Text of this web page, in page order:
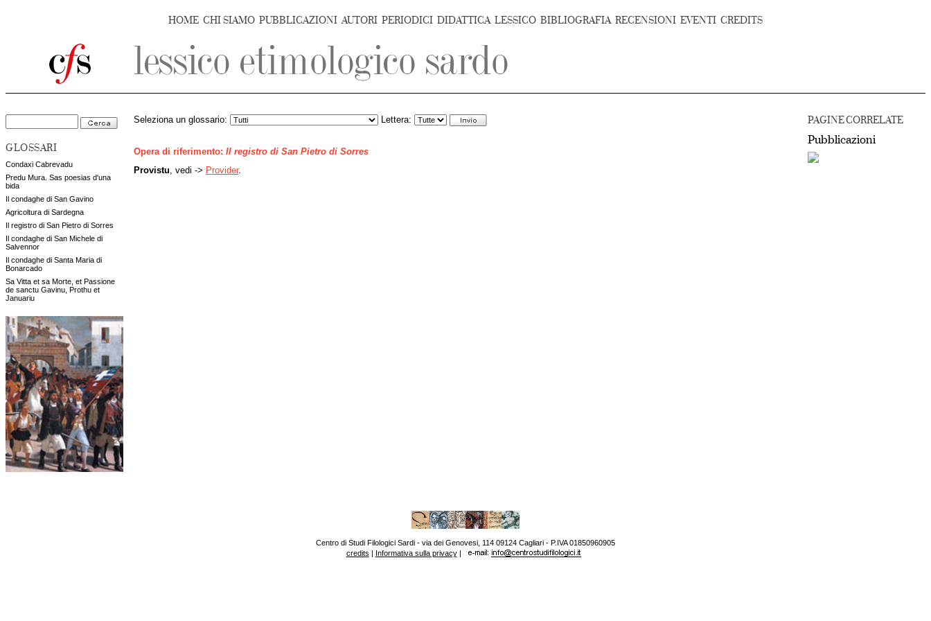
HOME CHI SIAMO PUBBLICAZIONI AUTORI PERIODICI DIDATTICA LESSICO BIBLIOGRAFIA RECENSIONI EVENTI CREDITS
GLOSSARI
Condaxi Cabrevadu
Predu Mura. Sas poesias d'una
bida
Il condaghe di San Gavino
Agricoltura di Sardegna
Il registro di San Pietro di Sorres
Il condaghe di San Michele di
Salvennor
Il condaghe di Santa Maria di
Bonarcado
Sa Vitta et sa Morte, et Passione
de sanctu Gavinu, Prothu et
Januariu
PAGINE CORRELATE
Pubblicazioni
Seleziona un glossario: Lettera:
Opera di riferimento: Il registro di San Pietro di Sorres
Provistu , vedi -> Provider.
Centro di Studi Filologici Sardi - via dei Genovesi, 114 09124 Cagliari - P.IVA 01850960905
credits | Informativa sulla privacy|